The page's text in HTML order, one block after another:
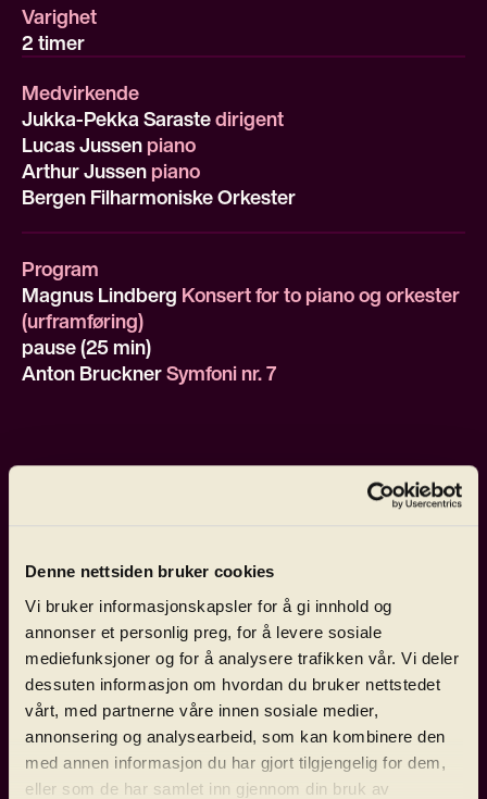
Denne nettsiden bruker cookies
Vi bruker informasjonskapsler for å gi innhold og
annonser et personlig preg, for å levere sosiale
mediefunksjoner og for å analysere trafikken vår. Vi deler
dessuten informasjon om hvordan du bruker nettstedet
vårt, med partnerne våre innen sosiale medier,
annonsering og analysearbeid, som kan kombinere den
med annen informasjon du har gjort tilgjengelig for dem,
eller som de har samlet inn gjennom din bruk av
Varighet
2 timer
Medvirkende
Jukka-Pekka Sarastedirigent
Lucas Jussenpiano
Arthur Jussenpiano
Bergen Filharmoniske Orkester
Program
Magnus Lindberg Konsert for to piano og orkester
(urframføring)
pause (25 min)
Anton BrucknerSymfoni nr. 7
å være først ute med å høre
Lindbergs nye konsert med verdens
mest populære pianoduo som
solister!
Det er fint å ha både Jukka-Pekka
Saraste og de to fantastiske